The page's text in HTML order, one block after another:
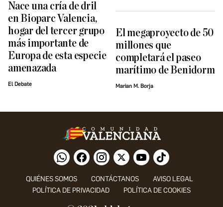
Nace una cría de dril
en Bioparc Valencia,
hogar del tercer grupo
más importante de
Europa de esta especie
amenazada
El Debate
El megaproyecto de 50
millones que
completará el paseo
marítimo de Benidorm
Marian M. Borja
QUIÉNES SOMOS CONTÁCTANOS
AVISO LEGAL
POLÍTICA DE PRIVACIDAD
POLÍTICA DE COOKIES